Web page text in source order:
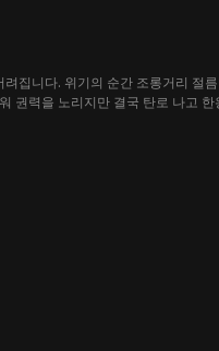
집니다. 위기의 순간 조롱거리
권력을 노리지만 결국 탄로 나고